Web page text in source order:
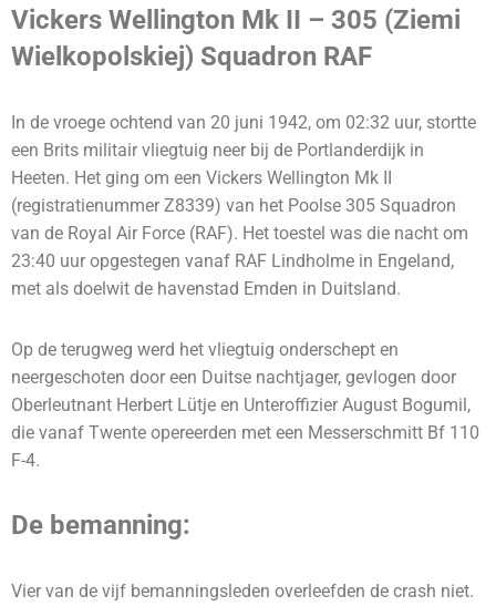
Vickers Wellington Mk II – 305 (Ziemi
Wielkopolskiej) Squadron RAF
In de vroege ochtend van 20 juni 1942, om 02:32 uur, stortte
een Brits militair vliegtuig neer bij de Portlanderdijk in
Heeten. Het ging om een Vickers Wellington Mk II
(registratienummer Z8339) van het Poolse 305 Squadron
van de Royal Air Force (RAF). Het toestel was die nacht om
23:40 uur opgestegen vanaf RAF Lindholme in Engeland,
met als doelwit de havenstad Emden in Duitsland.
Op de terugweg werd het vliegtuig onderschept en
neergeschoten door een Duitse nachtjager, gevlogen door
Oberleutnant Herbert Lütje en Unteroffizier August Bogumil,
die vanaf Twente opereerden met een Messerschmitt Bf 110
F-4.
De bemanning:
Vier van de vijf bemanningsleden overleefden de crash niet.